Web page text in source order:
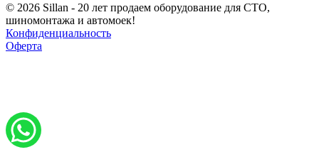
© 2026 Sillan - 20 лет продаем оборудование для СТО,
шиномонтажа и автомоек!
Конфиденциальность
Оферта